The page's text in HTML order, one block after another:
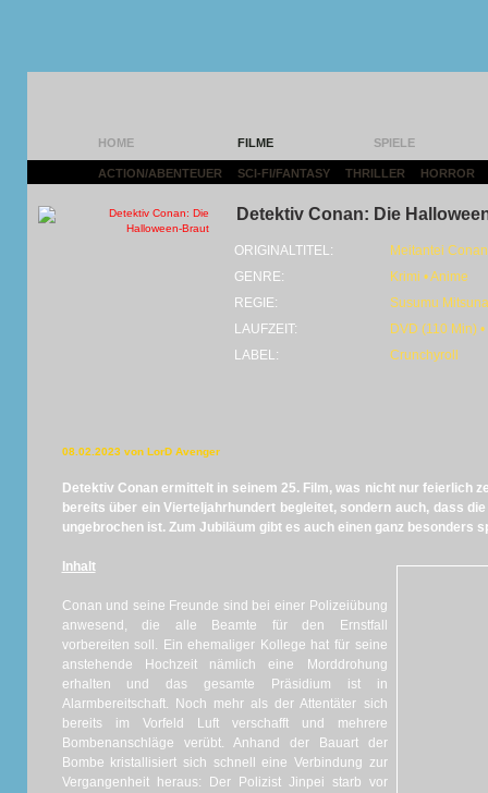
HOME FILME SPIELE
ACTION/ABENTEUER SCI-FI/FANTASY THRILLER HORROR
Detektiv Conan: Die
ORIGINALTITEL:
Meitantei
GENRE:
Krimi • Anime
REGIE:
Susumu
LAUFZEIT:
DVD (110 Min)
LABEL:
Crunchyroll
08.02.2023 von LorD Avenger
Detektiv Conan ermittelt in seinem 25. Film, was nicht nur feierlich
bereits über ein Vierteljahrhundert begleitet, sondern auch, dass
ungebrochen ist. Zum Jubiläum gibt es auch einen ganz besonders
Inhalt
Conan und seine Freunde sind bei einer Polizeiübung
anwesend, die alle Beamte für den Ernstfall
vorbereiten soll. Ein ehemaliger Kollege hat für seine
anstehende Hochzeit nämlich eine Morddrohung
erhalten und das gesamte Präsidium ist in
Alarmbereitschaft. Noch mehr als der Attentäter sich
bereits im Vorfeld Luft verschafft und mehrere
Bombenanschläge verübt. Anhand der Bauart der
Bombe kristallisiert sich schnell eine Verbindung zur
Vergangenheit heraus: Der Polizist Jinpei starb vor